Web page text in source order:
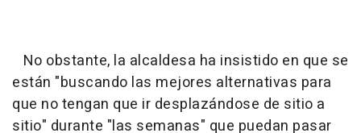
No obstante, la alcaldesa ha insistido en que se
están "buscando las mejores alternativas para
que no tengan que ir desplazándose de sitio a
sitio" durante "las semanas" que puedan pasar